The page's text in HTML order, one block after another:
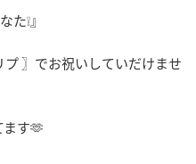
❕』
〗でお祝いしていだけませ
ます🫶